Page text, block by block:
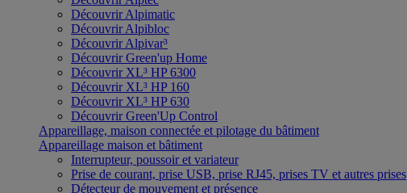
Découvrir Alpimatic
Découvrir Alpibloc
Découvrir Alpivar³
Découvrir Green'up Home
Découvrir XL³ HP 6300
Découvrir XL³ HP 160
Découvrir XL³ HP 630
Découvrir Green'Up Control
Appareillage, maison connectée et pilotage du bâtiment
Appareillage maison et bâtiment
Interrupteur, poussoir et variateur
Prise de courant, prise USB, prise RJ45, prises TV et autres prises
Détecteur de mouvement et présence